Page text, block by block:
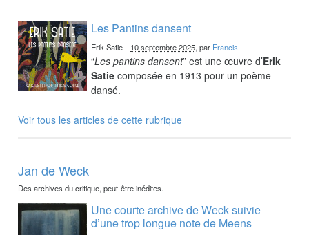
Les Pantins dansent
Erik Satie - 10 septembre 2025, par Francis
“Les pantins dansent” est une œuvre d’Erik
Satie composée en 1913 pour un poème
dansé.
Voir tous les articles de cette rubrique
Jan de Weck
Des archives du critique, peut-être inédites.
Une courte archive de Weck suivie
d’une trop longue note de Meens